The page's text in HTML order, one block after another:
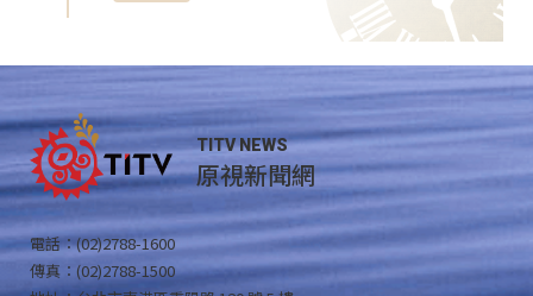
TITV NEWS
原視新聞網
電話：(02)2788-1600
傳真：(02)2788-1500